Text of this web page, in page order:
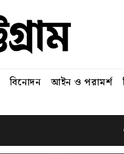
বিনোদন আইন ও পরামর্শ